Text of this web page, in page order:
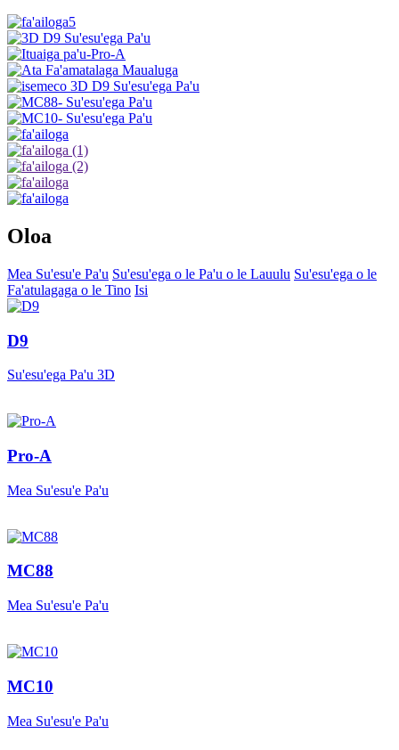
Oloa
Mea Su'esu'e Pa'u Su'esu'ega o le Pa'u o le Lauulu Su'esu'ega o le
Fa'atulagaga o le Tino Isi
D9
Su'esu'ega Pa'u 3D
Pro-A
Mea Su'esu'e Pa'u
MC88
Mea Su'esu'e Pa'u
MC10
Mea Su'esu'e Pa'u